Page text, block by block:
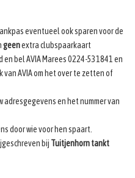
eventueel ook sparen voor de
geenextra clubspaarkaart
bel AVIA Marees 0224-531841 en
AVIA om het over te zetten of
adresgegevens en het nummer van
door wie voor hen spaart.
bij Tuitjenhorn tankt